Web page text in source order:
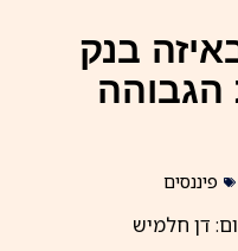
בנק
הגבוהה
פיננסים